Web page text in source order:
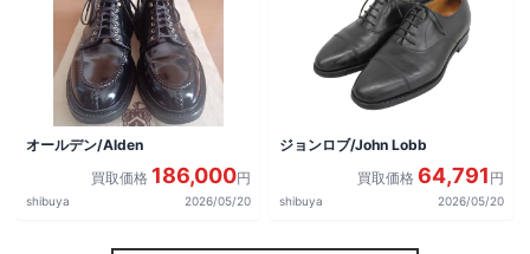
オールデン/Alden
買取価格 186,000円
shibuya 2026/05/20
ジョンロブ/John Lobb
買取価格 64,791 円
shibuya 2026/05/20